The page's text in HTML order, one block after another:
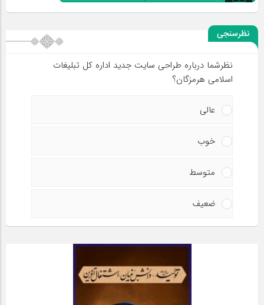
نظرسنجی
نظرشما درباره طراحی سایت جدید اداره کل تبلیغات
اسلامی هرمزگان؟
عالی
خوب
متوسط
ضعیف